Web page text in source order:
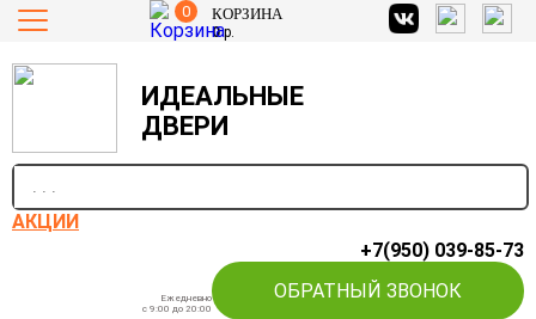
0 КОРЗИНА
0р.
ИДЕАЛЬНЫЕ
ДВЕРИ
АКЦИИ
+7(950) 039-85-73
Ежедневно
c 9:00 до 20:00
ОБРАТНЫЙ ЗВОНОК